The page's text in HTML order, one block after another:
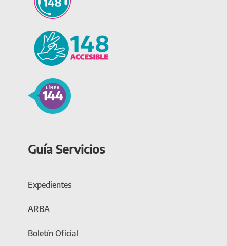
Guía Servicios
Expedientes
ARBA
Boletín Oficial